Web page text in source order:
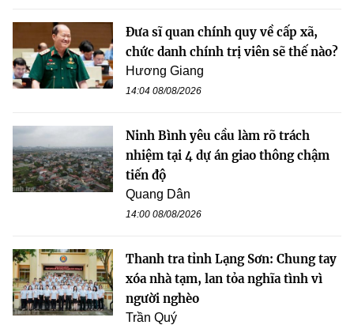
Đưa sĩ quan chính quy về cấp xã,
chức danh chính trị viên sẽ thế nào?
Hương Giang
14:04 08/08/2026
Ninh Bình yêu cầu làm rõ trách
nhiệm tại 4 dự án giao thông chậm
tiến độ
Quang Dân
14:00 08/08/2026
Thanh tra tỉnh Lạng Sơn: Chung tay
xóa nhà tạm, lan tỏa nghĩa tình vì
người nghèo
Trần Quý